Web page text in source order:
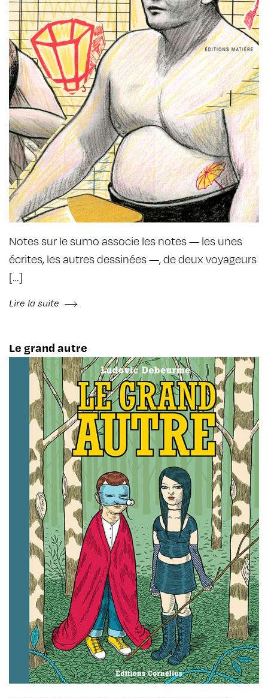
Notes sur le sumo associe les notes — les unes
écrites, les autres dessinées —, de deux voyageurs
[…]
Lire la suite
Le grand autre